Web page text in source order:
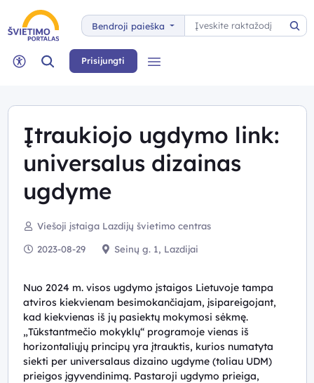
Bendroji paieška
Paieška
Neįgaliųjų rėžimas
Paieška Prisijungti
Įtraukiojo ugdymo link:
universalus dizainas
ugdyme
Viešoji įstaiga Lazdijų švietimo centras
2023-08-29 Seinų g. 1, Lazdijai
Nuo 2024 m. visos ugdymo įstaigos Lietuvoje tampa
atviros kiekvienam besimokančiajam, įsipareigojant,
kad kiekvienas iš jų pasiektų mokymosi sėkmę.
„Tūkstantmečio mokyklų“ programoje vienas iš
horizontaliųjų principų yra įtrauktis, kurios numatyta
siekti per universalaus dizaino ugdyme (toliau UDM)
prieigos įgyvendinimą. Pastaroji ugdymo prieiga,